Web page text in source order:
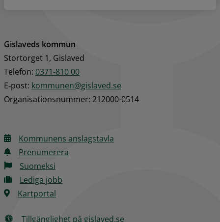
Gislaveds kommun
Stortorget 1, Gislaved
Telefon: 0371-810 00
E‑post: kommunen@gislaved.se
Organisationsnummer: 212000-0514
Kommunens anslagstavla
Prenumerera
Suomeksi
Lediga jobb
Kartportal
Tillgänglighet på gislaved.se